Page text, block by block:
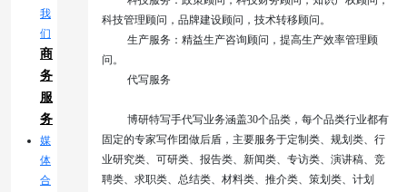
我
们
商
务
服
务
媒
体
合
科技管理顾问，品牌建设顾问，技术转移顾问。
生产服务：精益生产咨询顾问，提高生产效率管理顾
问。
代写服务
博研特写手代写业务涵盖30个品类，每个品类行业都有
固定的专家写作团做后盾，主要服务于定制类、规划类、行
业研究类、可研类、报告类、新闻类、专访类、演讲稿、竞
聘类、求职类、总结类、材料类、推介类、策划类、计划